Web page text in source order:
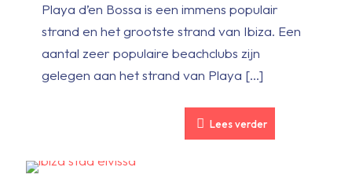
Playa d’en Bossa is een immens populair
strand en het grootste strand van Ibiza. Een
aantal zeer populaire beachclubs zijn
gelegen aan het strand van Playa […]
Lees verder